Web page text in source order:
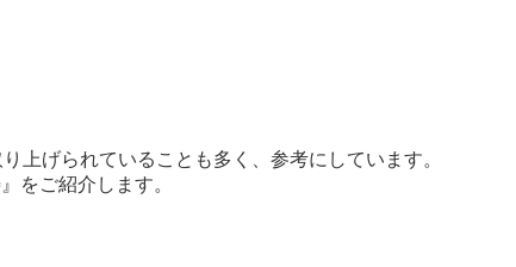
上げられていることも多く、参考にしています。
をご紹介します。